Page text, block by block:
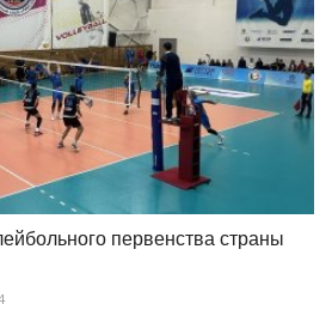
первенства страны